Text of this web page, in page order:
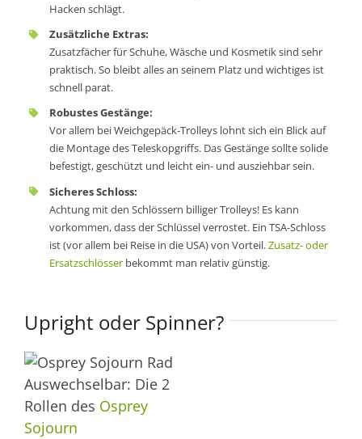
Hacken schlägt.
Zusätzliche Extras:
Zusatzfächer für Schuhe, Wäsche und Kosmetik sind sehr
praktisch. So bleibt alles an seinem Platz und wichtiges ist
schnell parat.
Robustes Gestänge:
Vor allem bei Weichgepäck-Trolleys lohnt sich ein Blick auf
die Montage des Teleskopgriffs. Das Gestänge sollte solide
befestigt, geschützt und leicht ein- und ausziehbar sein.
Sicheres Schloss:
Achtung mit den Schlössern billiger Trolleys! Es kann
vorkommen, dass der Schlüssel verrostet. Ein TSA-Schloss
ist (vor allem bei Reise in die USA) von Vorteil.Zusatz- oder
Ersatzschlösser bekommt man relativ günstig.
Upright oder Spinner?
Auswechselbar: Die 2
Rollen des Osprey
Sojourn